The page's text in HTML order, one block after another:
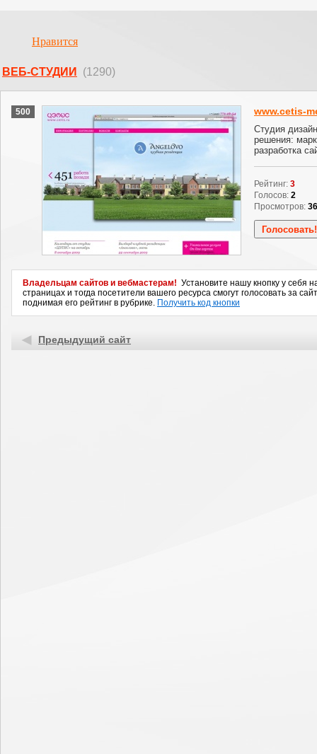
Нравится
ВЕБ-СТУДИИ (1290)
500 www.cetis-
Студия
решения:
разработка
Рейтинг: 3
Голосов: 2
Просмотров:
Владельцам сайтов и вебмастерам! Установите нашу кнопку у себя
страницах и тогда посетители вашего ресурса смогут голосовать за
поднимая его рейтинг в рубрике. Получить код кнопки
Предыдущий сайт